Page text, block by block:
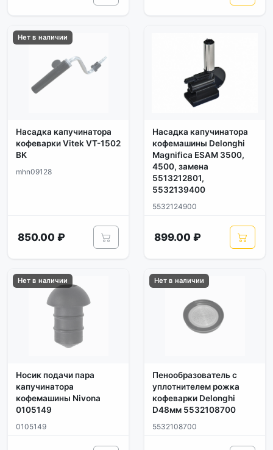
Нет в наличии
Насадка капучинатора
кофеварки Vitek VT-1502
BK
mhn09128
850.00 ₽
Насадка капучинатора
кофемашины Delonghi
Magnifica ESAM 3500,
4500, замена
5513212801,
5532139400
5532124900
899.00 ₽
Нет в наличии
Носик подачи пара
капучинатора
кофемашины Nivona
0105149
0105149
Нет в наличии
Пенообразователь с
уплотнителем рожка
кофеварки Delonghi
D48мм 5532108700
5532108700